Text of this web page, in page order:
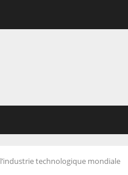
technologique mondiale